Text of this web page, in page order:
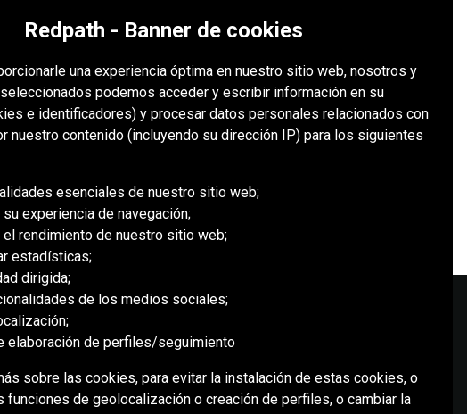
Redpath - Banner de cookies
una experiencia óptima en nuestro sitio web, nosotros y
podemos acceder y escribir información en su
e identificadores) y procesar datos personales relacionados con
nuestro contenido (incluyendo su dirección IP) para los siguientes
esenciales de nuestro sitio web;
su experiencia de navegación;
el rendimiento de nuestro sitio web;
estadísticas;
dirigida;
de los medios sociales;
elaboración de perfiles/seguimiento
sobre las cookies, para evitar la instalación de estas cookies, o
funciones de geolocalización o creación de perfiles, o cambiar la
de PT Redpath Indonesia en el proyecto
MEDIOS SOCIALES